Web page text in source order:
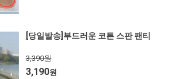
[당일발송]부드러운 코튼 스판 팬티
3,390원
3,190원